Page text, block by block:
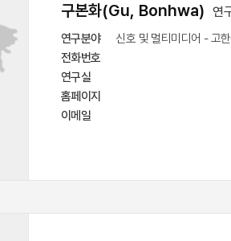
구본화(Gu, Bonhwa) 연
연구분야
신호 및 멀티미디어 - 고
전화번호
연구실
홈페이지
이메일